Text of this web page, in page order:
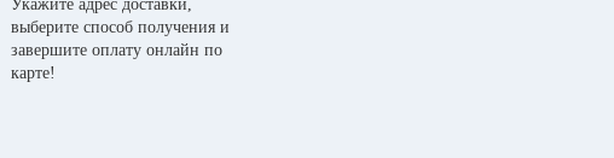
Укажите адрес доставки,
выберите способ получения и
завершите оплату онлайн по
карте!